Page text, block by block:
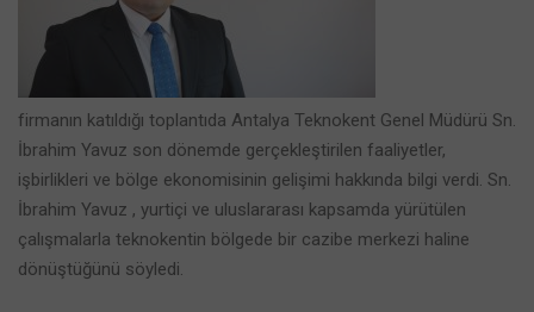
firmanın katıldığı toplantıda Antalya Teknokent Genel Müdürü Sn.
İbrahim Yavuz son dönemde gerçekleştirilen faaliyetler,
işbirlikleri ve bölge ekonomisinin gelişimi hakkında bilgi verdi. Sn.
İbrahim Yavuz , yurtiçi ve uluslararası kapsamda yürütülen
çalışmalarla teknokentin bölgede bir cazibe merkezi haline
dönüştüğünü söyledi.